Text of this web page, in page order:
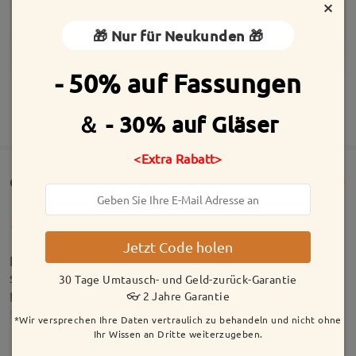
MEHR ANZEIGEN
Customer Reviews(606)
Ich liebe die Brille. Sie hat sofort gepasst und ist
stabil. Ich trage sie mit Gleitsichtgläsern, kann
prima sehen und sehe auch prima aus :)
by Gabriele on Jul 1 , 2026
×
🎁 Nur für Neukunden 🎁
- 50% auf Fassungen
＆ - 30% auf Gläser
<Extra Rabatt>
Jetzt Code holen
30 Tage Umtausch- und Geld-zurück-Garantie
👓 2 Jahre Garantie
*Wir versprechen Ihre Daten vertraulich zu behandeln und nicht ohne
Ihr Wissen an Dritte weiterzugeben.